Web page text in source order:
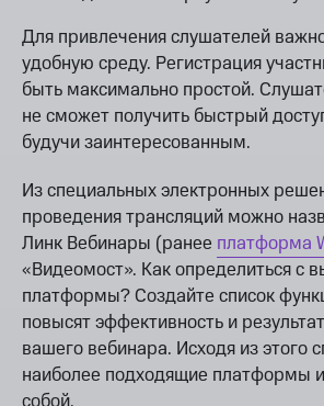
Для привлечения слушателей
удобную среду. Регистрация
быть максимально простой.
не сможет получить быстрый
будучи заинтересованным.
Из специальных электронных
проведения трансляций можно
Линк Вебинары (ранее платформа
«Видеомост». Как определиться с
платформы? Создайте список
повысят эффективность и
вашего вебинара. Исходя из этого
наиболее подходящие платформы